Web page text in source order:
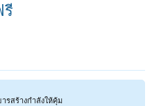
รี
รสร้างกำลังให้คุ้ม